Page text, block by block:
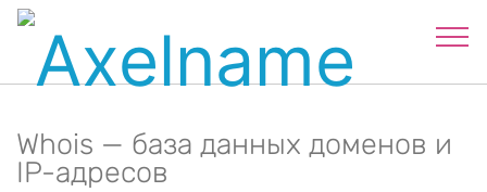
Whois — база данных доменов и
IP-адресов